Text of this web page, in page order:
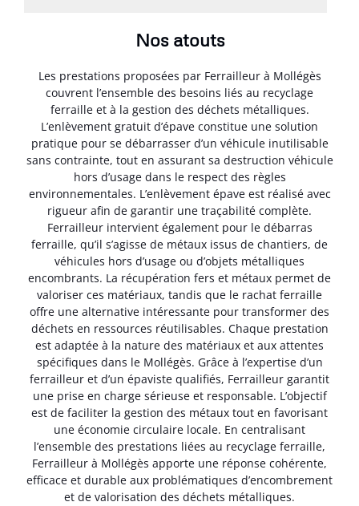
Nos atouts
Les prestations proposées par Ferrailleur à Mollégès
couvrent l’ensemble des besoins liés au recyclage
ferraille et à la gestion des déchets métalliques.
L’enlèvement gratuit d’épave constitue une solution
pratique pour se débarrasser d’un véhicule inutilisable
sans contrainte, tout en assurant sa destruction véhicule
hors d’usage dans le respect des règles
environnementales. L’enlèvement épave est réalisé avec
rigueur afin de garantir une traçabilité complète.
Ferrailleur intervient également pour le débarras
ferraille, qu’il s’agisse de métaux issus de chantiers, de
véhicules hors d’usage ou d’objets métalliques
encombrants. La récupération fers et métaux permet de
valoriser ces matériaux, tandis que le rachat ferraille
offre une alternative intéressante pour transformer des
déchets en ressources réutilisables. Chaque prestation
est adaptée à la nature des matériaux et aux attentes
spécifiques dans le Mollégès. Grâce à l’expertise d’un
ferrailleur et d’un épaviste qualifiés, Ferrailleur garantit
une prise en charge sérieuse et responsable. L’objectif
est de faciliter la gestion des métaux tout en favorisant
une économie circulaire locale. En centralisant
l’ensemble des prestations liées au recyclage ferraille,
Ferrailleur à Mollégès apporte une réponse cohérente,
efficace et durable aux problématiques d’encombrement
et de valorisation des déchets métalliques.